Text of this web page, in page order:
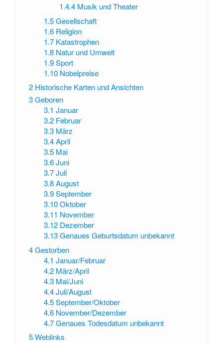
1.4.4 Musik und Theater
1.5 Gesellschaft
1.6 Religion
1.7 Katastrophen
1.8 Natur und Umwelt
1.9 Sport
1.10 Nobelpreise
2 Historische Karten und Ansichten
3Geboren
3.1 Januar
3.2 Februar
3.3 März
3.4 April
3.5 Mai
3.6 Juni
3.7 Juli
3.8 August
3.9 September
3.10 Oktober
3.11 November
3.12 Dezember
3.13 Genaues Geburtsdatum unbekannt
4Gestorben
4.1 Januar/Februar
4.2 März/April
4.3 Mai/Juni
4.4 Juli/August
4.5 September/Oktober
4.6 November/Dezember
4.7 Genaues Todesdatum unbekannt
5Weblinks